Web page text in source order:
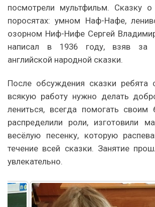
посмотрели мультфильм. Сказку
поросятах: умном Наф-Нафе,
озорном Ниф-Нифе Сергей
написал в 1936 году, взяв за
английской народной сказки.
После обсуждения сказки ребята
всякую работу нужно делать
лениться, всегда помогать своим
распределили роли, изготовили
весёлую песенку, которую
течение всей сказки. Занятие
увлекательно.